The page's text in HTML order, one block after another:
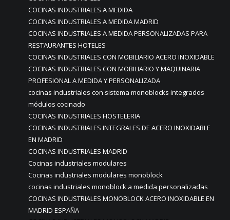
COCINAS INDUSTRIALES A MEDIDA
COCINAS INDUSTRIALES A MEDIDA MADRID
COCINAS INDUSTRIALES A MEDIDA PERSONALIZADAS PARA
RESTAURANTES HOTELES
COCINAS INDUSTRIALES CON MOBILIARIO ACERO INOXIDABLE
COCINAS INDUSTRIALES CON MOBILIARIO Y MAQUINARIA
PROFESIONAL A MEDIDA Y PERSONALIZADA
cocinas industriales con sistema monoblocks integrados
módulos cocinado
COCINAS INDUSTRIALES HOSTELERIA
COCINAS INDUSTRIALES INTEGRALES DE ACERO INOXIDABLE
EN MADRID
COCINAS INDUSTRIALES MADRID
Cocinas industriales modulares
Cocinas industriales modulares monoblock
cocinas industriales monoblock a medida personalizadas
COCINAS INDUSTRIALES MONOBLOCK ACERO INOXIDABLE EN
MADRID ESPAÑA